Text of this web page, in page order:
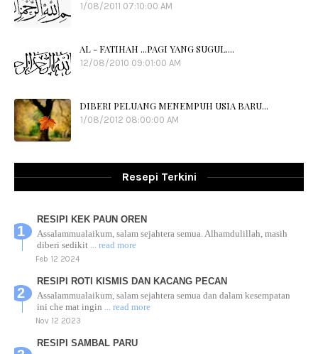
1/08/2011 07:10:00 AM
AL - FATIHAH ...PAGI YANG SUGUL....
12/08/2010 09:01:00 AM
DIBERI PELUANG MENEMPUH USIA BARU...
1/08/2012 08:00:00 AM
Resepi Terkini
RESIPI KEK PAUN OREN
Assalammualaikum, salam sejahtera semua. Alhamdulillah, masih
diberi sedikit ... read more
Feb 12 2024
RESIPI ROTI KISMIS DAN KACANG PECAN
Assalammualaikum, salam sejahtera semua dan dalam kesempatan
ini che mat ingin ... read more
Nov 12 2023
RESIPI SAMBAL PARU